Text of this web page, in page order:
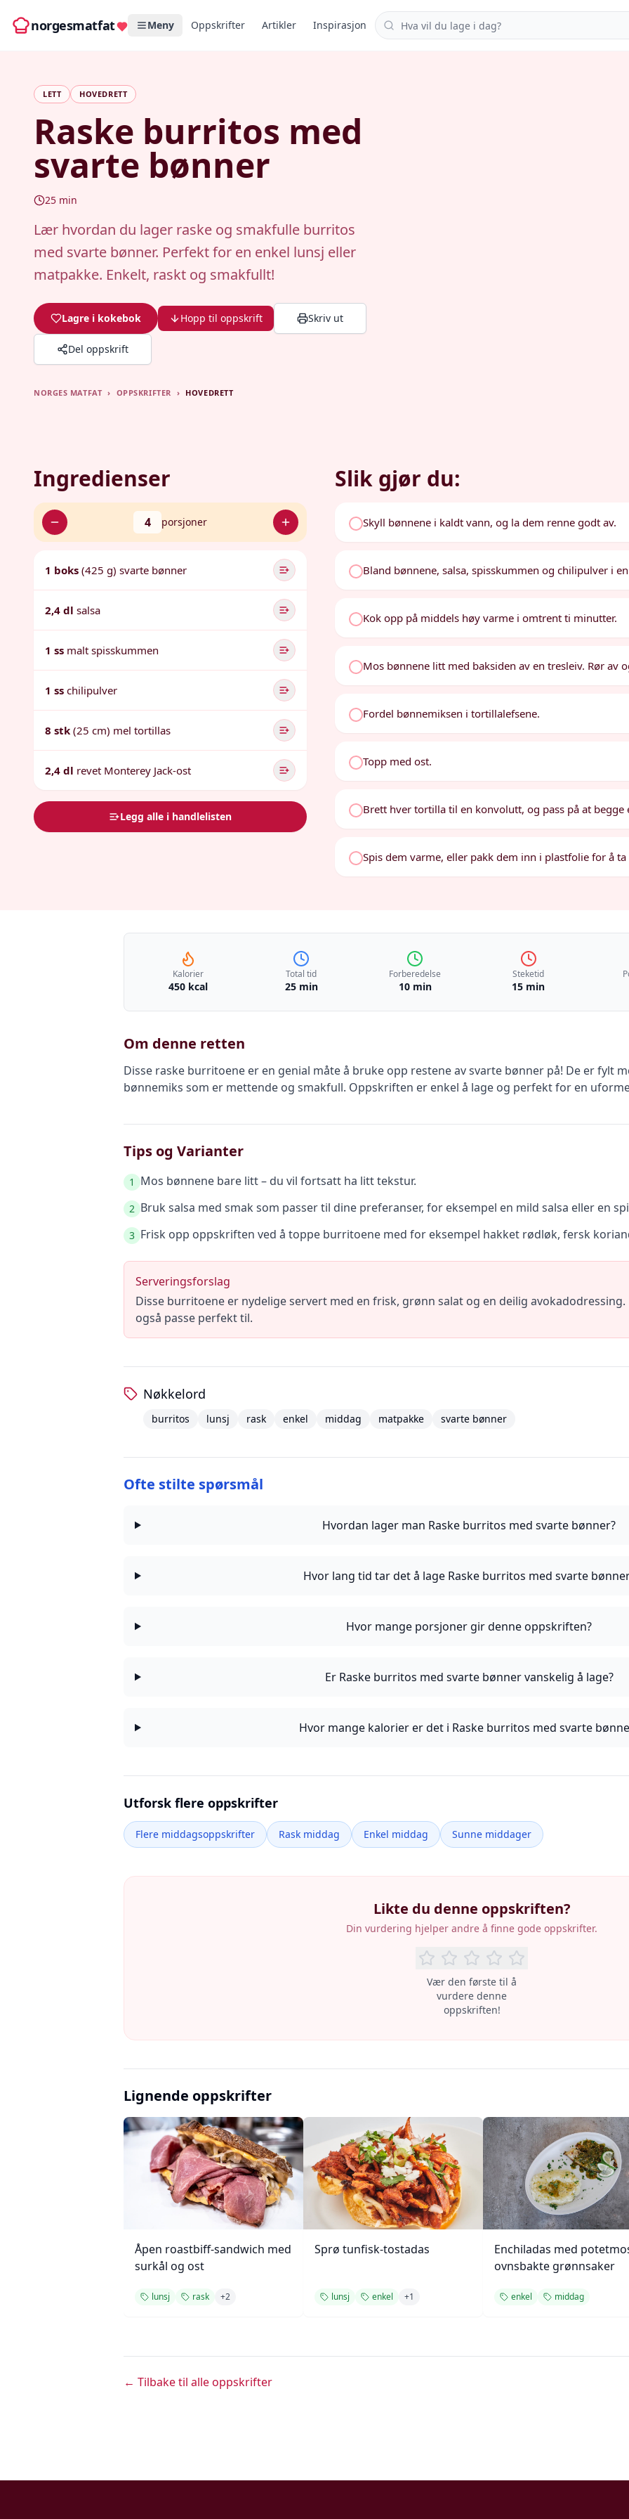
norgesmatfat Meny Oppskrifter Artikler Inspirasjon Søk i oppskrifter
LETT HOVEDRETT
Raske burritos med
svarte bønner
25 min
Lær hvordan du lager raske og smakfulle burritos
med svarte bønner. Perfekt for en enkel lunsj eller
matpakke. Enkelt, raskt og smakfullt!
Lagre i kokebok Hopp til oppskrift Skriv ut
Del oppskrift
NORGES MATFAT › OPPSKRIFTER › HOVEDRETT
Ingredienser
4 porsjoner
1 boks (425 g) svarte bønner
2,4 dl salsa
1 ss malt spisskummen
1 ss chilipulver
8 stk (25 cm) mel tortillas
2,4 dl revet Monterey Jack-ost
Legg alle i handlelisten
Slik gjør du:
Skyll bønnene i kaldt vann, og la dem renne godt av.
Bland bønnene, salsa, spisskummen og chilipulver i
Kok opp på middels høy varme i omtrent ti minutter.
Mos bønnene litt med baksiden av en tresleiv. Rør
Fordel bønnemiksen i tortillalefsene.
Topp med ost.
Brett hver tortilla til en konvolutt, og pass på at begge
Spis dem varme, eller pakk dem inn i plastfolie for å
Kalorier
450 kcal
Total tid
25 min
Forberedelse
10 min
Steketid
15 min
Om denne retten
Disse raske burritoene er en genial måte å bruke opp restene av svarte bønner på! De er fylt
bønnemiks som er mettende og smakfull. Oppskriften er enkel å lage og perfekt for en
Tips og Varianter
1 Mos bønnene bare litt – du vil fortsatt ha litt tekstur.
2 Bruk salsa med smak som passer til dine preferanser, for eksempel en mild salsa eller en
3 Frisk opp oppskriften ved å toppe burritoene med for eksempel hakket rødløk, fersk
Serveringsforslag
Disse burritoene er nydelige servert med en frisk, grønn salat og en deilig avokadodressing.
også passe perfekt til.
Nøkkelord
burritos lunsj rask enkel middag matpakke svarte bønner
Ofte stilte spørsmål
Hvordan lager man Raske burritos med svarte bønner?
Hvor lang tid tar det å lage Raske burritos med svarte
Hvor mange porsjoner gir denne oppskriften?
Er Raske burritos med svarte bønner vanskelig å lage?
Hvor mange kalorier er det i Raske burritos med svarte
Utforsk flere oppskrifter
Flere middagsoppskrifter Rask middag Enkel middag Sunne middager
Likte du denne oppskriften?
Din vurdering hjelper andre å finne gode oppskrifter.
Vær den første til å
vurdere denne
oppskriften!
Lignende oppskrifter
Åpen roastbiff-sandwich med
surkål og ost
lunsj rask +2
Sprø tunfisk-tostadas
lunsj enkel +1
Enchiladas med
ovnsbakte grønnsaker
enkel middag
← Tilbake til alle oppskrifter